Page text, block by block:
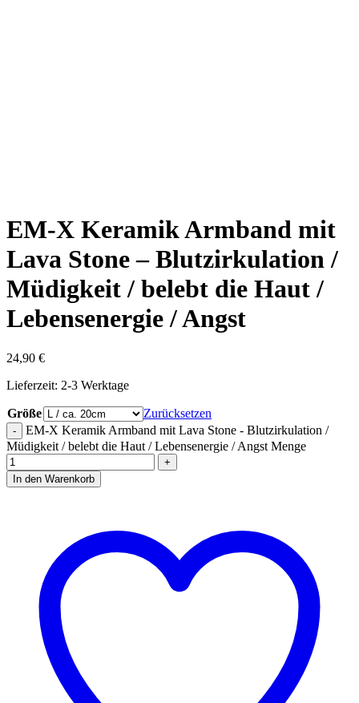
EM-X Keramik Armband mit
Lava Stone – Blutzirkulation /
Müdigkeit / belebt die Haut /
Lebensenergie / Angst
24,90 €
Lieferzeit: 2-3 Werktage
Größe
Zurücksetzen
EM-X Keramik Armband mit Lava Stone - Blutzirkulation /
Müdigkeit / belebt die Haut / Lebensenergie / Angst Menge
In den Warenkorb